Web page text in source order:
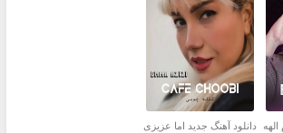
الهه
دانلود آهنگ جديد اما عزیزی